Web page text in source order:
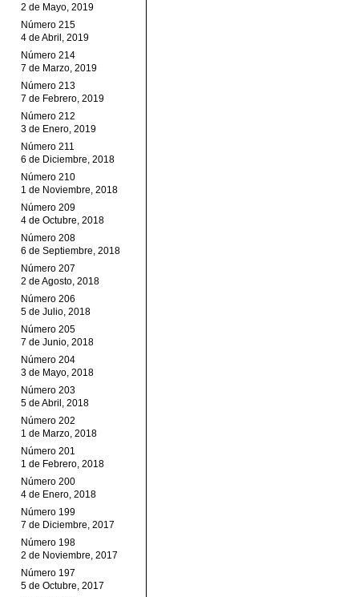
2 de Mayo, 2019
Número 215
4 de Abril, 2019
Número 214
7 de Marzo, 2019
Número 213
7 de Febrero, 2019
Número 212
3 de Enero, 2019
Número 211
6 de Diciembre, 2018
Número 210
1 de Noviembre, 2018
Número 209
4 de Octubre, 2018
Número 208
6 de Septiembre, 2018
Número 207
2 de Agosto, 2018
Número 206
5 de Julio, 2018
Número 205
7 de Junio, 2018
Número 204
3 de Mayo, 2018
Número 203
5 de Abril, 2018
Número 202
1 de Marzo, 2018
Número 201
1 de Febrero, 2018
Número 200
4 de Enero, 2018
Número 199
7 de Diciembre, 2017
Número 198
2 de Noviembre, 2017
Número 197
5 de Octubre, 2017